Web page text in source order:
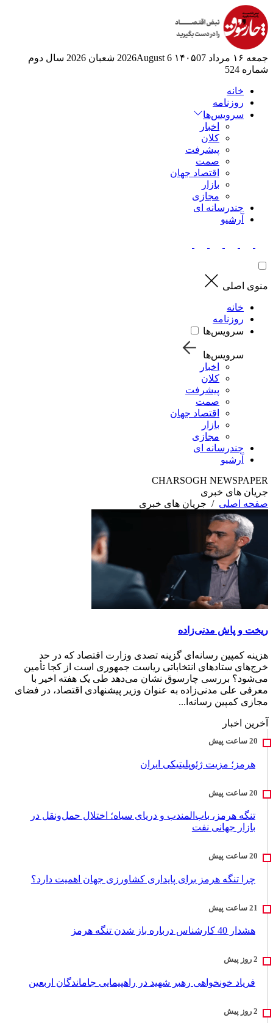
جمعه ۱۶ مرداد ۱۴۰۵ 07 2026August 6 شعبان 2026
سال دوم
شماره 524
خانه
روزنامه
سرویس‌ها
اخبار
کلان
پیشرفت
صمت
اقتصاد جهان
بازار
مجازی
چندرسانه ای
آرشیو
منوی اصلی
خانه
روزنامه
سرویس‌ها
سرویس‌ها
اخبار
کلان
پیشرفت
صمت
اقتصاد جهان
بازار
مجازی
چندرسانه ای
آرشیو
CHARSOGH NEWSPAPER
جریان های خبری
صفحه اصلی / جریان های خبری
ریخت و پاش مدنی‌زاده
هزینه کمپین رسانه‌ای گزینه تصدی وزارت اقتصاد که در حد
خرج‌های ستادهای انتخاباتی ریاست جمهوری است از کجا تأمین
می‌شود؟ بررسی چارسوق نشان می‌دهد طی یک هفته اخیر با
معرفی علی مدنی‌زاده به عنوان وزیر پیشنهادی اقتصاد، در فضای
مجازی کمپین رسانه‌ا...
آخرین اخبار
هرمز؛ مزیت ژئوپلیتیکی ایران
تنگه هرمز، باب‌المندب و دریای سیاه؛ اختلال حمل‌ونقل در
بازار جهانی نفت
چرا تنگه هرمز برای پایداری کشاورزی جهان اهمیت دارد؟
هشدار 40 کارشناس درباره باز شدن تنگه هرمز
فریاد خونخواهی رهبر شهید در راهپیمایی جاماندگان اربعین